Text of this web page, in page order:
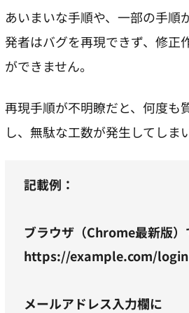
あいまいな手順や、一部の手順
発者はバグを再現できず、修正
ができません。
再現手順が不明瞭だと、何度も
し、無駄な工数が発生してしま
記載例：
ブラウザ（Chrome最新版）
https://example.com/login
メールアドレス入力欄に